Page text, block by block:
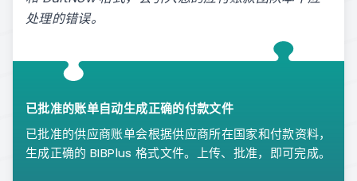
处理的错误。
已批准的账单自动生成正确的付款文件
已批准的供应商账单会根据供应商所在国家和付款资料，
生成正确的 BIBPlus 格式文件。上传、批准，即可完成。